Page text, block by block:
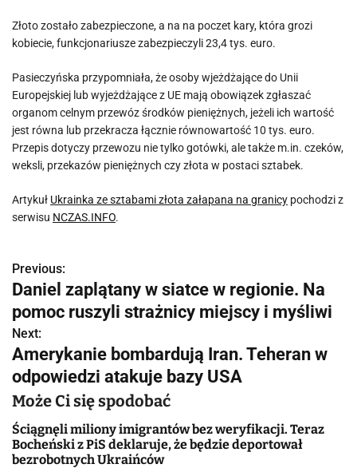
Złoto zostało zabezpieczone, a na na poczet kary, która grozi
kobiecie, funkcjonariusze zabezpieczyli 23,4 tys. euro.
Pasieczyńska przypomniała, że osoby wjeżdżające do Unii
Europejskiej lub wyjeżdżające z UE mają obowiązek zgłaszać
organom celnym przewóz środków pieniężnych, jeżeli ich wartość
jest równa lub przekracza łącznie równowartość 10 tys. euro.
Przepis dotyczy przewozu nie tylko gotówki, ale także m.in. czeków,
weksli, przekazów pieniężnych czy złota w postaci sztabek.
Artykuł Ukrainka ze sztabami złota załapana na granicy pochodzi z
serwisu NCZAS.INFO.
N
a
w
i
g
a
c
Previous:
Daniel zaplątany w siatce w regionie. Na
pomoc ruszyli strażnicy miejscy i myśliwi
Next:
Amerykanie bombardują Iran. Teheran w
odpowiedzi atakuje bazy USA
Może Ci się spodobać
Ściągnęli miliony imigrantów bez weryfikacji. Teraz
Bocheński z PiS deklaruje, że będzie deportował
bezrobotnych Ukraińców